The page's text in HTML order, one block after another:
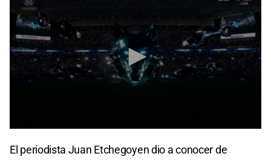
of
El periodista Juan Etchegoyen dio a conocer de